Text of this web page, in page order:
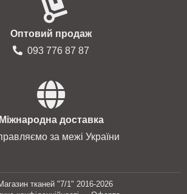
Оптовий продаж
093 776 87 87
Міжнародна доставка
за межі України
тканей "7/1" 2016-2026